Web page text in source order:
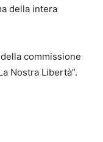
della intera
commissione
Nostra Libertà”.